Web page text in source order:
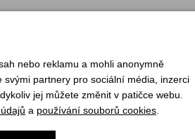
nebo reklamu a mohli anonymně
partnery pro sociální média, inzerci
jej můžete změnit v patičce webu.
a používání souborů cookies